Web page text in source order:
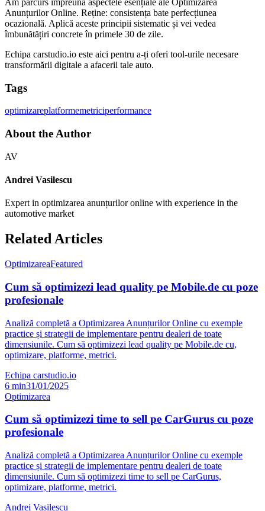
Am parcurs împreună aspectele esențiale ale Optimizarea
Anunțurilor Online. Reține: consistența bate perfecțiunea
ocazională. Aplică aceste principii sistematic și vei vedea
îmbunătățiri concrete în primele 30 de zile.
Echipa carstudio.io este aici pentru a-ți oferi tool-urile necesare
transformării digitale a afacerii tale auto.
Tags
optimizareplatformemetriciperformance
About the Author
AV
Andrei Vasilescu
Expert in optimizarea anunțurilor online with experience in the
automotive market
Related Articles
OptimizareaFeatured
Cum să optimizezi lead quality pe Mobile.de cu poze
profesionale
Analiză completă a Optimizarea Anunțurilor Online cu exemple
practice și strategii de implementare pentru dealeri de toate
dimensiunile. Cum să optimizezi lead quality pe Mobile.de cu,
optimizare, platforme, metrici.
Echipa carstudio.io
6 min31/01/2025
Optimizarea
Cum să optimizezi time to sell pe CarGurus cu poze
profesionale
Analiză completă a Optimizarea Anunțurilor Online cu exemple
practice și strategii de implementare pentru dealeri de toate
dimensiunile. Cum să optimizezi time to sell pe CarGurus,
optimizare, platforme, metrici.
Andrei Vasilescu